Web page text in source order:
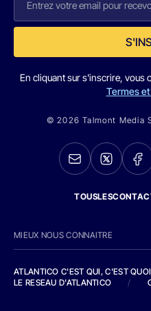
En cliquant sur s'inscrire, vous
Termes
© 2026 Talmont Media
MIEUX NOUS CONNAITRE
ATLANTICO C'EST QUI, C'EST
LE RESEAU D'ATLANTICO
/